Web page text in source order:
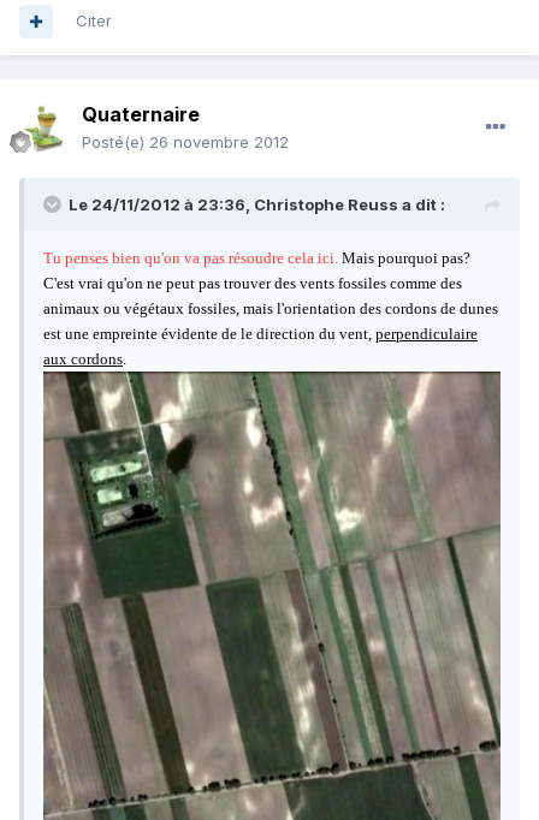
Citer
Quaternaire
Posté(e) 26 novembre 2012
Le 24/11/2012 à 23:36, Christophe Reuss a dit :
Tu penses bien qu'on va pas résoudre cela ici. Mais pourquoi pas?
C'est vrai qu'on ne peut pas trouver des vents fossiles comme des
animaux ou végétaux fossiles, mais l'orientation des cordons de dunes
est une empreinte évidente de le direction du vent, perpendiculaire
aux cordons.